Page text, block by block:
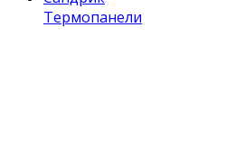
Термопанели